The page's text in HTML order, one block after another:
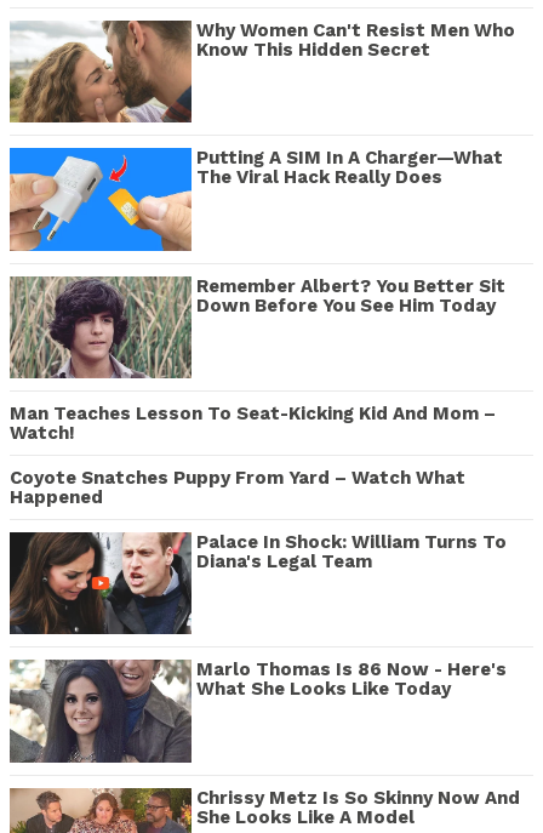
Why Women Can't Resist Men Who
Know This Hidden Secret
Putting A SIM In A Charger—What
The Viral Hack Really Does
Remember Albert? You Better Sit
Down Before You See Him Today
Man Teaches Lesson To Seat-Kicking Kid And Mom –
Watch!
Coyote Snatches Puppy From Yard – Watch What
Happened
Palace In Shock: William Turns To
Diana's Legal Team
Marlo Thomas Is 86 Now - Here's
What She Looks Like Today
Chrissy Metz Is So Skinny Now And
She Looks Like A Model